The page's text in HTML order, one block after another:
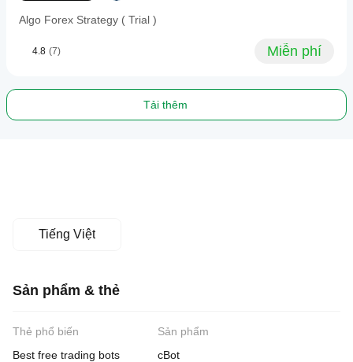
Algo Forex Strategy ( Trial )
4.8 (7) Miễn phí
Tải thêm
Tiếng Việt
Sản phẩm & thẻ
Thẻ phổ biến
Best free trading bots
Sản phẩm
cBot